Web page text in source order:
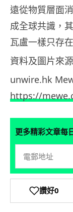
遠從物質層面
成全球共識，
瓦盧一樣只存
資料及圖片來源
unwire.hk
https://
更多精彩文章每
讚好0